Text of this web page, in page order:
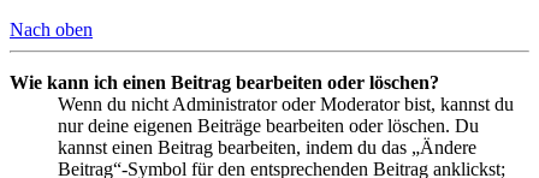
Nach oben
Wie kann ich einen Beitrag bearbeiten oder löschen?
Wenn du nicht Administrator oder Moderator bist, kannst du
nur deine eigenen Beiträge bearbeiten oder löschen. Du
kannst einen Beitrag bearbeiten, indem du das „Ändere
Beitrag“-Symbol für den entsprechenden Beitrag anklickst;